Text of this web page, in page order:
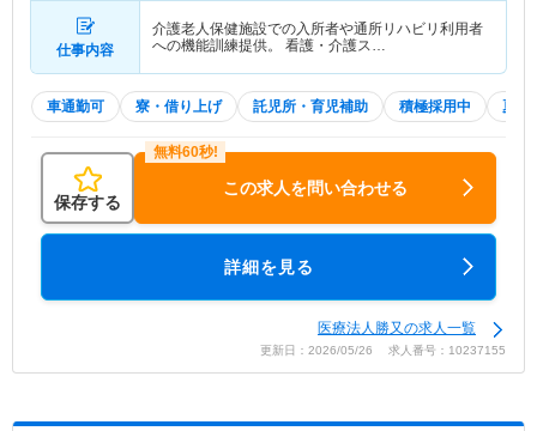
仕事内容
介護老人保健施設での入所者や通所リハビリ利用者
への機能訓練提供。 看護・介護ス…
車通勤可 寮・借り上げ 託児所・育児補助 積極採用中 夏～
保存する
この求人を問い合わせる
詳細を見る
医療法人勝又の求人一覧
更新日：2026/05/26 求人番号：10237155